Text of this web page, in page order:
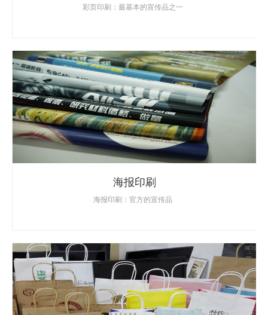
彩页印刷：最基本的宣传品之一
海报印刷
海报印刷：官方的宣传品